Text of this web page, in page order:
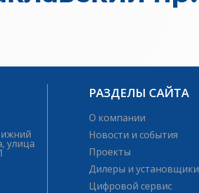
улица
РАЗДЕЛЫ САЙТА
О компании
Новости и события
Проекты
Дилеры и установщики
Цифровой сервис